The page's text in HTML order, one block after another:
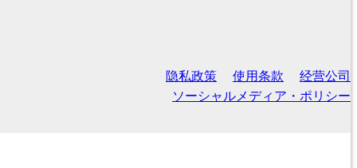
隐私政策 使用条款
经营公司
ソーシャルメディア・ポリシー